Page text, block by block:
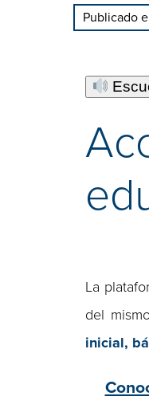
Publicado
La
del
inicial,